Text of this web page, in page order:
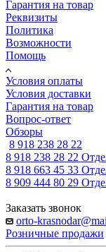
Гарантия на товар
Реквизиты
Политика
Возможности
Помощь
Условия оплаты
Условия доставки
Гарантия на товар
Вопрос-ответ
Обзоры
8 918 238 28 22
8 918 238 28 22
8 918 663 45 33
8 909 444 80 29
Заказать звонок
orto-
Розничные продажи